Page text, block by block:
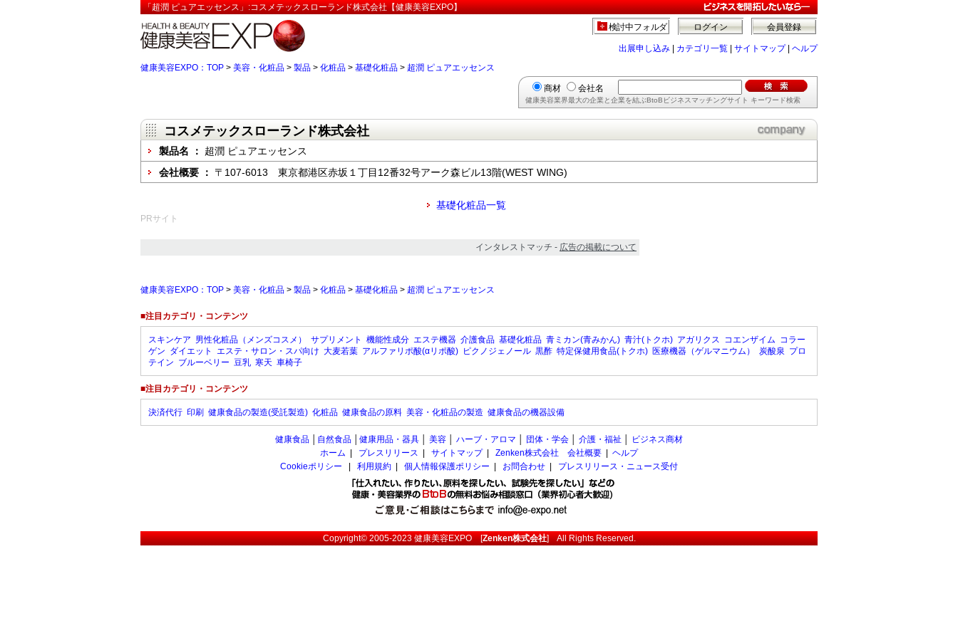
「超潤 ピュアエッセンス」:コスメテックスローランド株式会社【健康美容EXPO】
会員登録
ログイン
検討中フォルダ
出展申し込み カテゴリ一覧 サイトマップ| ヘルプ
健康美容EXPO：TOP > 美容・化粧品 > 製品 > 化粧品 > 基礎化粧品 > 超潤 ピュアエッセンス
商材 会社名
健康美容業界最大の企業と企業を結ぶBtoBビジネスマッチングサイト キーワード検索
コスメテックスローランド株式会社
製品名 ： 超潤 ピュアエッセンス
会社概要 ： 〒107-6013 東京都港区赤坂１丁目12番32号アーク森ビル13階(WEST WING)
基礎化粧品一覧
PRサイト
インタレストマッチ - 広告の掲載について
健康美容EXPO：TOP > 美容・化粧品 > 製品 > 化粧品 > 基礎化粧品 > 超潤 ピュアエッセンス
■注目カテゴリ・コンテンツ
スキンケア 男性化粧品（メンズコスメ） サプリメント 機能性成分 エステ機器 介護食品 基礎化粧品 青ミカン(青みかん) 青汁(トクホ) アガリクス コエンザイム コラー
ゲン ダイエット エステ・サロン・スパ向け 大麦若葉 アルファリポ酸(αリポ酸) ピクノジェノール 黒酢 特定保健用食品(トクホ) 医療機器（ゲルマニウム） 炭酸泉 プロ
テイン ブルーベリー 豆乳 寒天 車椅子
■注目カテゴリ・コンテンツ
決済代行 印刷 健康食品の製造(受託製造) 化粧品 健康食品の原料 美容・化粧品の製造 健康食品の機器設備
健康食品 自然食品 健康用品・器具 美容 ハーブ・アロマ 団体・学会 介護・福祉
ビジネス商材
ホーム
プレスリリース サイトマップ| Zenken株式会社 会社概要
ヘルプ
Cookieポリシー
利用規約 個人情報保護ポリシー お問合わせ プレスリリース・ニュース受付
Copyright© 2005-2023健康美容EXPO[Zenken株式会社] All Rights Reserved.